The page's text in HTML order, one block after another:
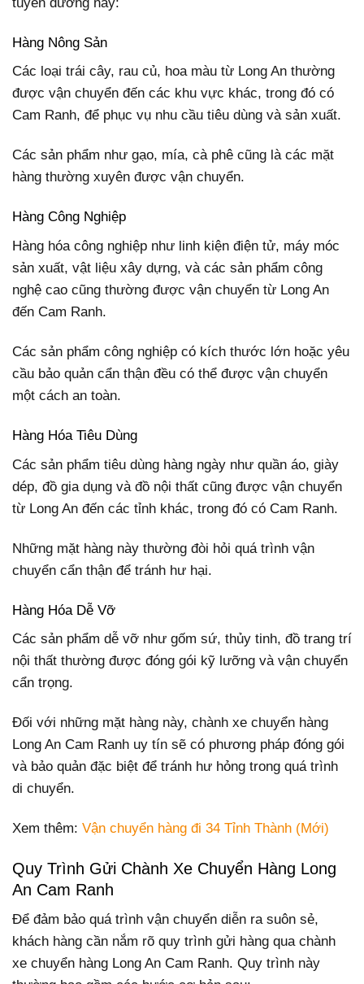
Hàng Nông Sản
Các loại trái cây, rau củ, hoa màu từ Long An thường
được vận chuyển đến các khu vực khác, trong đó có
Cam Ranh, để phục vụ nhu cầu tiêu dùng và sản xuất.
Các sản phẩm như gạo, mía, cà phê cũng là các mặt
hàng thường xuyên được vận chuyển.
Hàng Công Nghiệp
Hàng hóa công nghiệp như linh kiện điện tử, máy móc
sản xuất, vật liệu xây dựng, và các sản phẩm công
nghệ cao cũng thường được vận chuyển từ Long An
đến Cam Ranh.
Các sản phẩm công nghiệp có kích thước lớn hoặc yêu
cầu bảo quản cẩn thận đều có thể được vận chuyển
một cách an toàn.
Hàng Hóa Tiêu Dùng
Các sản phẩm tiêu dùng hàng ngày như quần áo, giày
dép, đồ gia dụng và đồ nội thất cũng được vận chuyển
từ Long An đến các tỉnh khác, trong đó có Cam Ranh.
Những mặt hàng này thường đòi hỏi quá trình vận
chuyển cẩn thận để tránh hư hại.
Hàng Hóa Dễ Vỡ
Các sản phẩm dễ vỡ như gốm sứ, thủy tinh, đồ trang trí
nội thất thường được đóng gói kỹ lưỡng và vận chuyển
cẩn trọng.
Đối với những mặt hàng này, chành xe chuyển hàng
Long An Cam Ranh uy tín sẽ có phương pháp đóng gói
và bảo quản đặc biệt để tránh hư hỏng trong quá trình
di chuyển.
Xem thêm: Vận chuyển hàng đi 34 Tỉnh Thành (Mới)
Quy Trình Gửi Chành Xe Chuyển Hàng Long
An Cam Ranh
Để đảm bảo quá trình vận chuyển diễn ra suôn sẻ,
khách hàng cần nắm rõ quy trình gửi hàng qua chành
xe chuyển hàng Long An Cam Ranh. Quy trình này